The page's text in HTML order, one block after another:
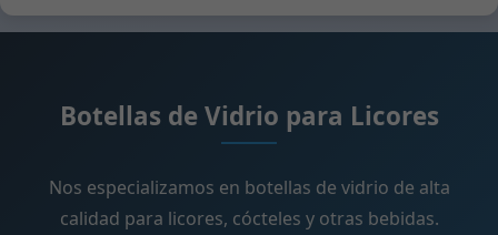
Botellas de Vidrio para Licores
Nos especializamos en botellas de vidrio de alta
calidad para licores, cócteles y otras bebidas.